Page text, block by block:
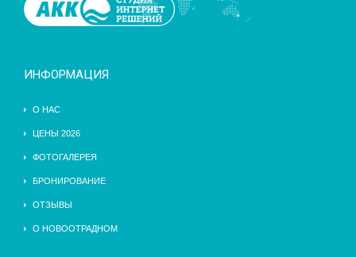
ИНФОРМАЦИЯ
О НАС
ЦЕНЫ 2026
ФОТОГАЛЕРЕЯ
БРОНИРОВАНИЕ
ОТЗЫВЫ
О НОВООТРАДНОМ